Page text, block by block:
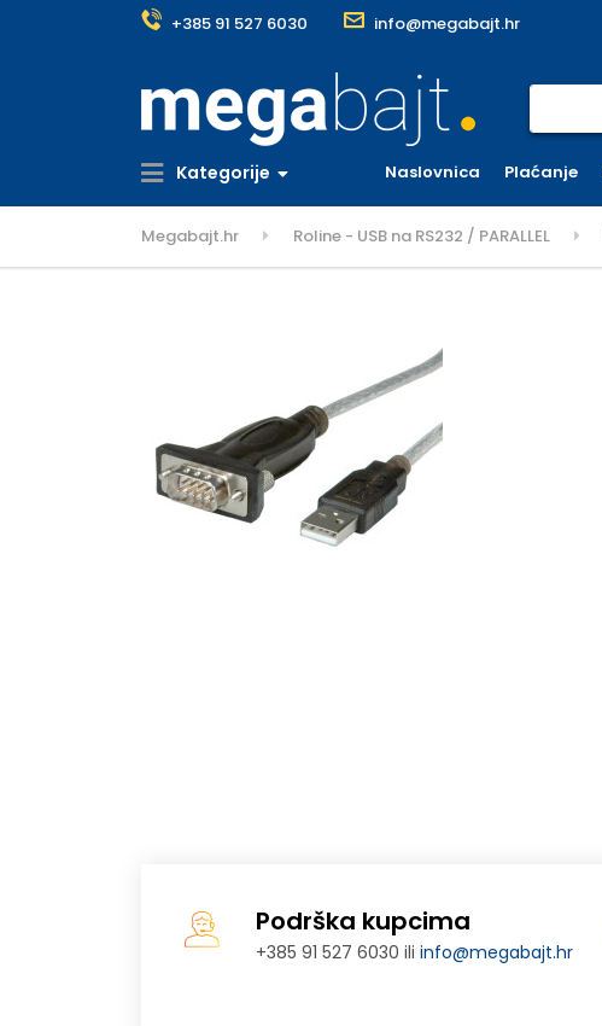
+385 91 527 6030 info@megabajt.hr
Kategorije Naslovnica Plaćanje
Megabajt.hr Roline - USB na RS232 / PARALLEL
Podrška kupcima
+385 91 527 6030 iliinfo@megabajt.hr